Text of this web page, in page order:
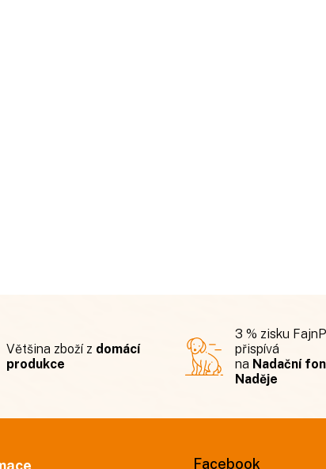
Většina zboží z domácí
produkce
3 % zisku
přispívá
na Nadační
Naděje
Facebook